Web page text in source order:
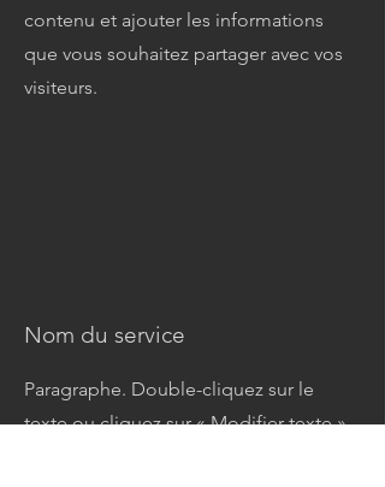
contenu et ajouter les informations
que vous souhaitez partager avec vos
visiteurs.
Nom du service
Paragraphe. Double-cliquez sur le
texte ou cliquez sur « Modifier texte »